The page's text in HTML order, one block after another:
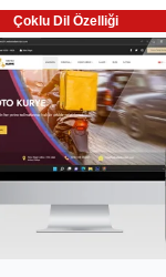
Çoklu Dil Özelliği